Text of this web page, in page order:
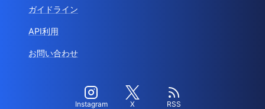
ガイドライン
API利用
お問い合わせ
Instagram X RSS